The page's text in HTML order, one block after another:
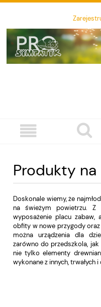
Produkty
Doskonale wiemy, że
na świeżym powietrzu. Z
wyposażenie placu zabaw,
obfity w nowe przygody
można urządzenia dla
zarówno do przedszkola, jak
nie tylko elementy
wykonane z innych, trwałych